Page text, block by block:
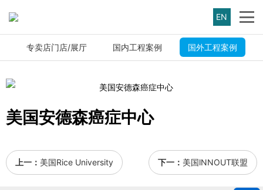
EN
专卖店门店/展厅 国内工程案例 国外工程案例
美国安德森癌症中心
上一： 美国Rice University 下一： 美国lNNOUT联盟